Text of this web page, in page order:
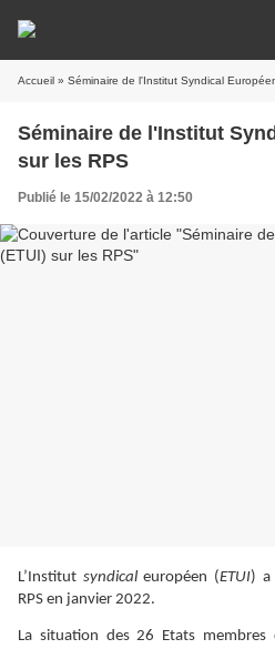
Accueil » Séminaire de l'Institut Syndical
Séminaire de l'Institut
sur les RPS
Publié le 15/02/2022 à 12:50
L’Institut syndicaleuropéen (ETUI) a
RPS en janvier 2022.
La situation des 26 Etats membres